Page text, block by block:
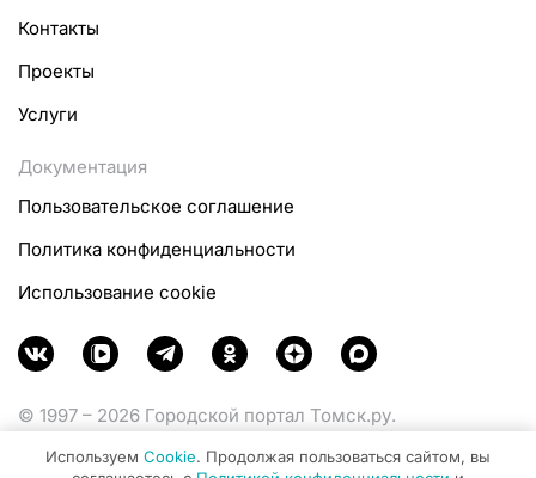
Контакты
Проекты
Услуги
Документация
Пользовательское соглашение
Политика конфиденциальности
Использование cookie
© 1997 – 2026 Городской портал Томск.ру.
Министерства цифрового развития, связи и массовых
Используем Cookie. Продолжая пользоваться сайтом, вы